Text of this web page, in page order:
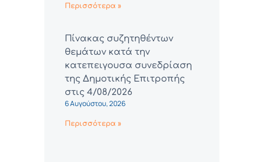
Περισσότερα »
Πίνακας συζητηθέντων
θεμάτων κατά την
κατεπειγουσα συνεδρίαση
της Δημοτικής Επιτροπής
στις 4/08/2026
6 Αυγούστου, 2026
Περισσότερα »